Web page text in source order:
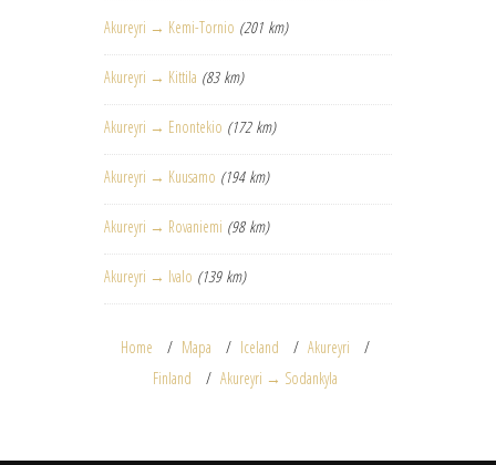
Akureyri → Kemi-Tornio (201 km)
Akureyri → Kittila (83 km)
Akureyri → Enontekio (172 km)
Akureyri → Kuusamo (194 km)
Akureyri → Rovaniemi (98 km)
Akureyri → Ivalo (139 km)
Home Mapa Iceland
Akureyri
Finland
Akureyri → Sodankyla